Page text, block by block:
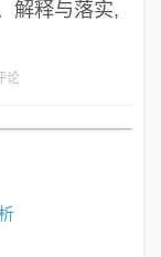
解释与落实,
论